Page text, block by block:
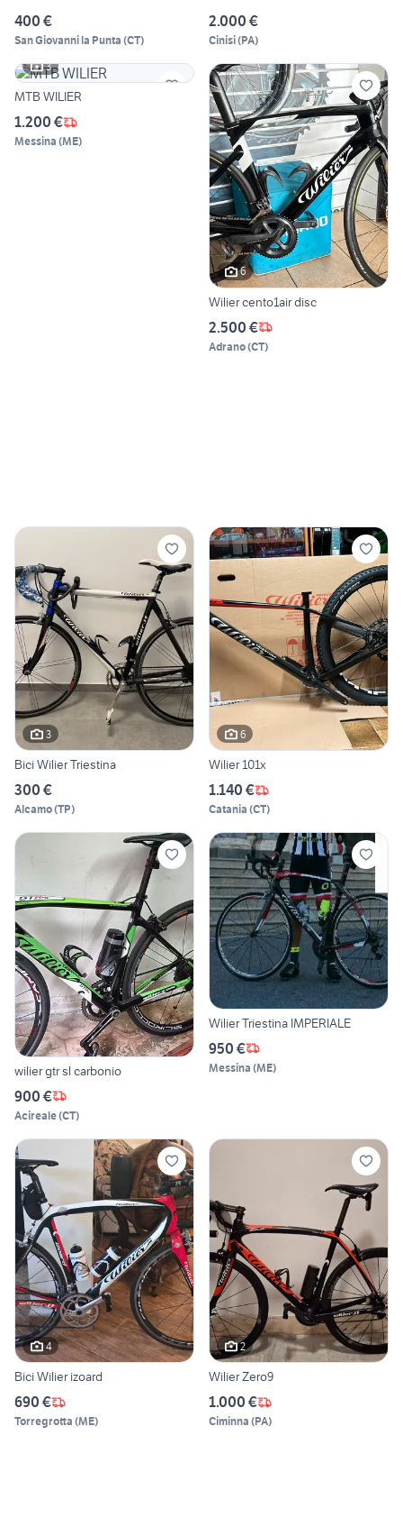
400 €
San Giovanni la Punta (CT)
2.000 €
Cinisi(PA)
3
MTB WILIER
1.200 €
Messina (ME)
6
Wilier cento1air disc
2.500 €
Adrano(CT)
3
Bici Wilier Triestina
300 €
Alcamo(TP)
6
Wilier 101x
1.140 €
Catania (CT)
wilier gtr sl carbonio
900 €
Acireale(CT)
Wilier Triestina IMPERIALE
950 €
Messina (ME)
4
Bici Wilier izoard
690 €
Torregrotta (ME)
2
Wilier Zero9
1.000 €
Ciminna (PA)